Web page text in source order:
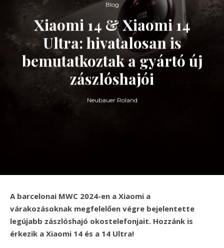
Blog
Xiaomi 14 & Xiaomi 14
Ultra: hivatalosan is
bemutatkoztak a gyártó új
zászlóshajói
Neubauer Roland
A barcelonai MWC 2024-en a Xiaomi a
várakozásoknak megfelelően végre bejelentette
legújabb zászlóshajó okostelefonjait. Hozzánk is
érkezik a Xiaomi 14 és a 14 Ultra!